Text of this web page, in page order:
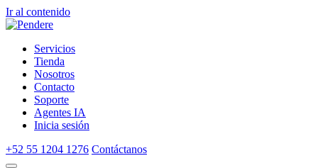
Ir al contenido
Servicios
Tienda
Nosotros
Contacto
Soporte
Agentes IA
Inicia sesión
+52 55 1204 1276 Contáctanos